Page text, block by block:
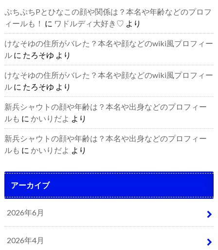
ぷちぷちPとひなこの顔や関係は？本名や年齢などのプロフ
ィールも！ に ワドルディ大好き♡ より
けなそゆの住所がバレた？本名や顔などのwiki風プロフィー
ルに たろそゆ より
けなそゆの住所がバレた？本名や顔などのwiki風プロフィー
ルに たろそゆ より
新兵シャウトの顔や年齢は？本名や出身などのプロフィー
ルも に かいりだよ より
新兵シャウトの顔や年齢は？本名や出身などのプロフィー
ルも に かいりだよ より
アーカイブ
2026年6月
2026年4月